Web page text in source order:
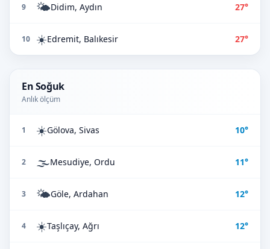
9 🌤️Didim, Aydın 27°
10 ☀️Edremit, Balıkesir 27°
En Soğuk
Anlık ölçüm
1 ☀️Gölova, Sivas 10°
2 🌫️Mesudiye, Ordu 11°
3 🌤️Göle, Ardahan 12°
4 ☀️Taşlıçay, Ağrı 12°